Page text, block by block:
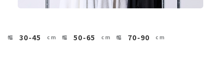
30-45 50-65 70-90